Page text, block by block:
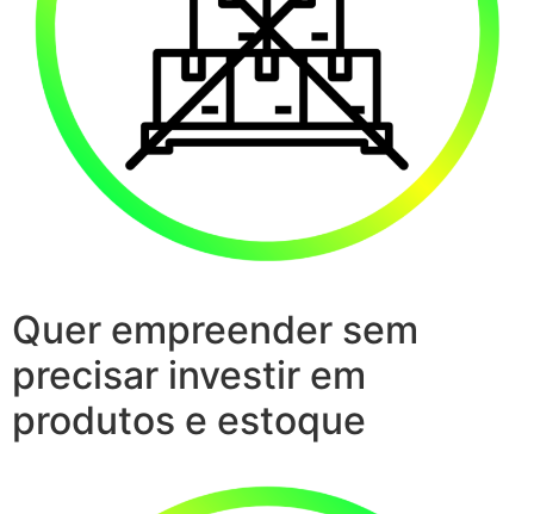
Quer empreender sem
precisar investir em
produtos e estoque